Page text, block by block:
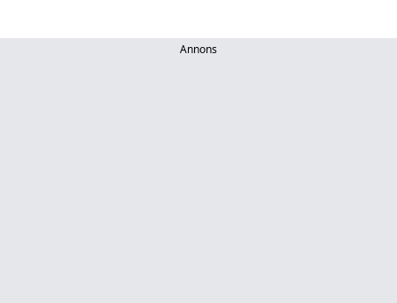
Annons